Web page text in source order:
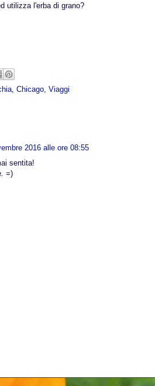
utilizza l'erba di grano?
Chicago Viaggi
2016 alle ore 08:55
sentita!
=)